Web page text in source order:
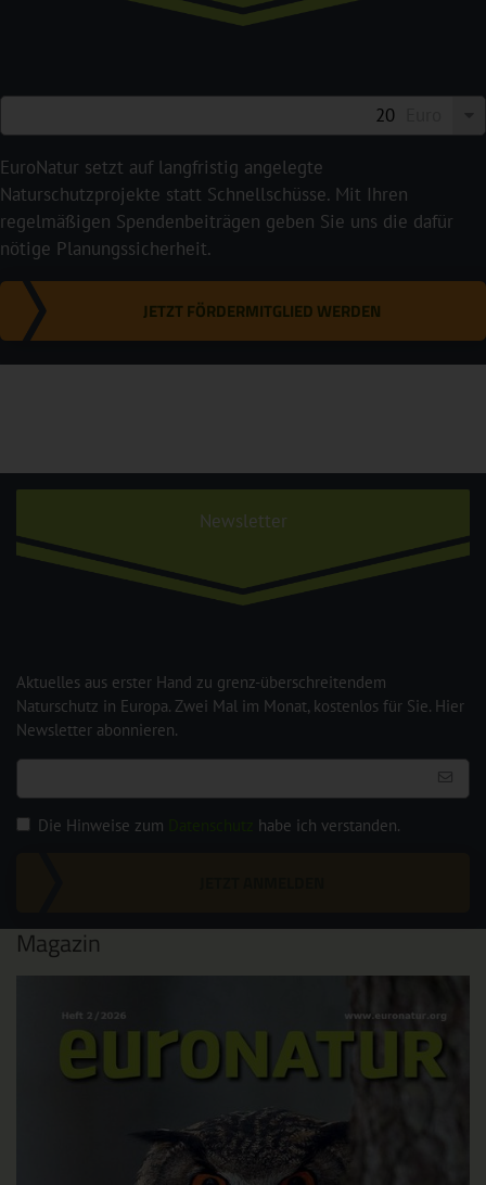
EuroNatur setzt auf langfristig angelegte
Naturschutzprojekte statt Schnellschüsse. Mit Ihren
regelmäßigen Spendenbeiträgen geben Sie uns die dafür
nötige Planungssicherheit.
JETZT FÖRDERMITGLIED WERDEN
Newsletter
Aktuelles aus erster Hand zu grenz-überschreitendem
Naturschutz in Europa. Zwei Mal im Monat, kostenlos für Sie. Hier
Newsletter abonnieren.
Die Hinweise zum habe ich verstanden.
Magazin